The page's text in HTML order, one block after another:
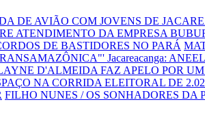
DE AVIÃO COM JOVENS DE
ATENDIMENTO DA EMPRESA
DE BASTIDORES NO PARÁ
Jacareacanga:
D'ALMEIDA FAZ APELO POR
NA CORRIDA ELEITORAL DE
FILHO NUNES / OS SONHADORES DA